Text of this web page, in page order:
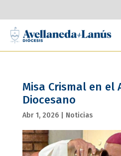
Misa Crismal en el
Diocesano
Abr 1, 2026| Noticias